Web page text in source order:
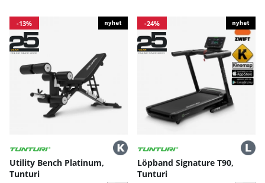
-13%
Utility Bench Platinum,
Tunturi
-24%
Löpband Signature T90,
Tunturi